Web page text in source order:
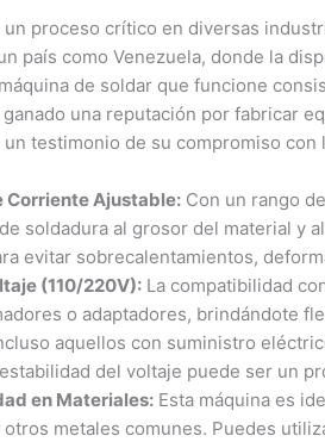
un proceso crítico en diversas
país como Venezuela, donde la
de soldar que funcione
ganado una reputación por fabricar
testimonio de su compromiso con
Corriente Ajustable: Con un rango
soldadura al grosor del material y
evitar sobrecalentamientos,
(110/220V): La compatibilidad
o adaptadores, brindándote
aquellos con suministro
del voltaje puede ser un
en Materiales: Esta máquina es
metales comunes. Puedes